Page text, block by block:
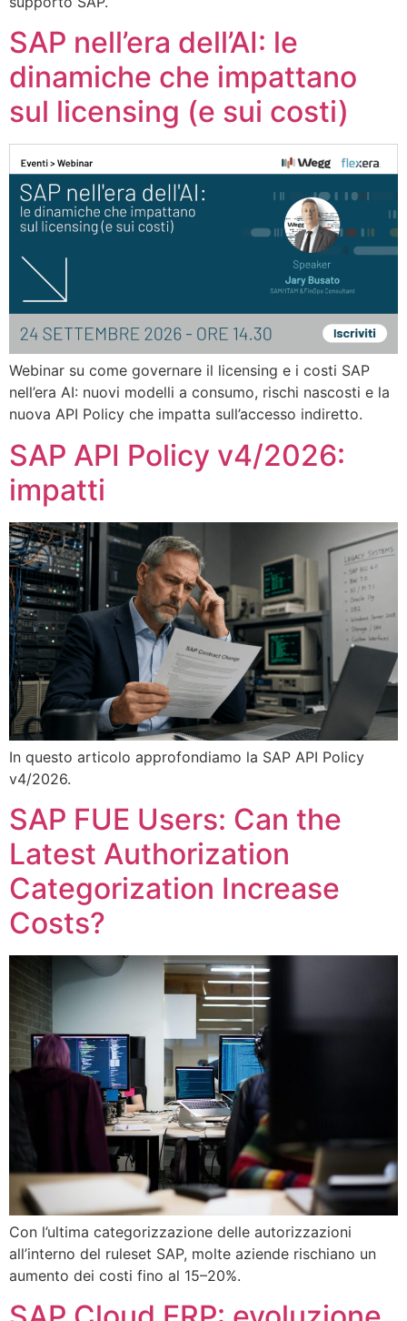
SAP nell’era dell’AI: le
dinamiche che impattano
sul licensing (e sui costi)
Webinar su come governare il licensing e i costi SAP
nell’era AI: nuovi modelli a consumo, rischi nascosti e la
nuova API Policy che impatta sull’accesso indiretto.
SAP API Policy v4/2026:
impatti
In questo articolo approfondiamo la SAP API Policy
v4/2026.
SAP FUE Users: Can the
Latest Authorization
Categorization Increase
Costs?
Con l’ultima categorizzazione delle autorizzazioni
all’interno del ruleset SAP, molte aziende rischiano un
aumento dei costi fino al 15–20%.